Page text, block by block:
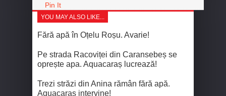
Pin It
YOU MAY ALSO LIKE...
Fără apă în Oțelu Roșu. Avarie!
Pe strada Racoviței din Caransebeș se
oprește apa. Aquacaraș lucrează!
Trezi străzi din Anina rămân fără apă.
Aquacaraș intervine!